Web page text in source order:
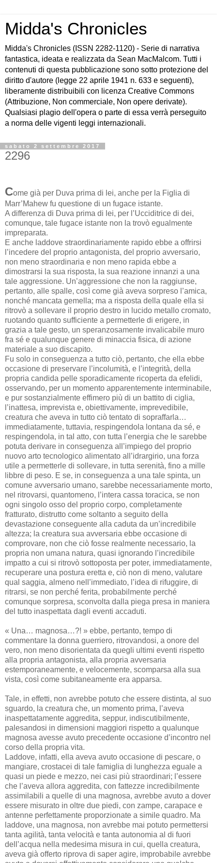
Midda's Chronicles
Midda's Chronicles (ISSN 2282-1120) - Serie di narrativa
fantastica, ideata e realizzata da Sean MacMalcom. Tutti i
contenuti di questa pubblicazione sono sotto protezione del
diritto d'autore (legge 22 aprile 1941 n. 633 e seguenti),
liberamente distribuibili con licenza Creative Commons
(Attribuzione, Non commerciale, Non opere derivate).
Qualsiasi plagio dell'opera o parte di essa verrà perseguito
a norma delle vigenti leggi internazionali.
sabato 2 settembre 2017
2296
Come già per Duva prima di lei, anche per la Figlia di
Marr’Mahew fu questione di un fugace istante.
A differenza di Duva prima di lei, per l’Ucciditrice di dei,
comunque, tale fugace istante non la trovò egualmente
impreparata.
E anche laddove straordinariamente rapido ebbe a offrirsi
l’incedere del proprio antagonista, del proprio avversario,
non meno straordinaria e non meno rapida ebbe a
dimostrarsi la sua risposta, la sua reazione innanzi a una
tale aggressione. Un’aggressione che non la raggiunse,
pertanto, alle spalle, così come già aveva sorpreso l’amica,
nonché mancata gemella; ma a risposta della quale ella si
ritrovò a sollevare il proprio destro in lucido metallo cromato,
ruotando quanto sufficiente a permetterle di erigere, in
grazia a tale gesto, un speranzosamente invalicabile muro
fra sé e qualunque genere di minaccia fisica, di azione
materiale a suo discapito.
Fu solo in conseguenza a tutto ciò, pertanto, che ella ebbe
occasione di preservare l’incolumità, e l’integrità, della
propria candida pelle sporadicamente ricoperta da efelidi,
osservando, per un momento apparentemente interminabile,
e pur sostanzialmente effimero più di un battito di ciglia,
l’inattesa, imprevista e, obiettivamente, imprevedibile,
creatura che aveva in tutto ciò tentato di sopraffarla…
immediatamente, tuttavia, respingendola lontana da sé, e
respingendola, in tal atto, con tutta l’energia che le sarebbe
potuta derivare in conseguenza all’impiego del proprio
nuovo arto tecnologico alimentato all’idrargirio, una forza
utile a permetterle di sollevare, in tutta serenità, fino a mille
libbre di peso. E se, in conseguenza a una tale spinta, un
comune avversario umano, sarebbe necessariamente morto,
nel ritrovarsi, quantomeno, l’intera cassa toracica, se non
ogni singolo osso del proprio corpo, completamente
fratturato, distrutto come soltanto a seguito della
devastazione conseguente alla caduta da un’incredibile
altezza; la creatura sua avversaria ebbe occasione di
comprovare, non che ciò fosse realmente necessario, la
propria non umana natura, quasi ignorando l’incredibile
impatto a cui si ritrovò sottoposta per poter, immediatamente,
recuperare una postura eretta e, ciò non di meno, valutare
qual saggia, almeno nell’immediato, l’idea di rifuggire, di
ritrarsi, se non perché ferita, probabilmente perché
comunque sorpresa, sconvolta dalla piega presa in maniera
del tutto inaspettata dagli eventi accaduti.
« Una… magnosa…?! » ebbe, pertanto, tempo di
commentare la donna guerriero, ritrovandosi, a onore del
vero, non meno disorientata da quegli ultimi eventi rispetto
alla propria antagonista, alla propria avversaria
estemporaneamente, e velocemente, scomparsa alla sua
vista, così come subitaneamente era apparsa.
Tale, in effetti, non avrebbe potuto che essere distinta, al suo
sguardo, la creatura che, un momento prima, l’aveva
inaspettatamente aggredita, seppur, indiscutibilmente,
palesandosi in dimensioni maggiori rispetto a qualunque
magnosa avesse avuto precedente occasione d’incontro nel
corso della propria vita.
Laddove, infatti, ella aveva avuto occasione di pescare, o
mangiare, crostacei di tale famiglia di lunghezza eguale a
quasi un piede e mezzo, nei casi più straordinari; l’essere
che l’aveva allora aggredita, con fattezze incredibilmente
assimilabili a quelle di una magnosa, avrebbe avuto a dover
essere misurato in oltre due piedi, con zampe, carapace e
antenne perfettamente proporzionate a simile quadro. Ma
laddove, una magnosa, non avrebbe mai potuto permettersi
tanta agilità, tanta velocità e tanta autonomia al di fuori
dell’acqua nella medesima misura in cui, quella creatura,
aveva già offerto riprova di saper agire, improbabile avrebbe